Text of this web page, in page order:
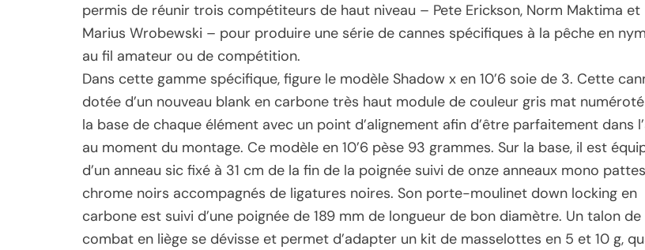
permis de réunir trois compétiteurs de haut niveau – Pete Erickson, Norm Maktima et
Marius Wrobewski – pour produire une série de cannes spécifiques à la pêche en
au fil amateur ou de compétition.
Dans cette gamme spécifique, figure le modèle Shadow x en 10’6 soie de 3. Cette
dotée d’un nouveau blank en carbone très haut module de couleur gris mat
la base de chaque élément avec un point d’alignement afin d’être parfaitement dans
au moment du montage. Ce modèle en 10’6 pèse 93 grammes. Sur la base, il est
d’un anneau sic fixé à 31 cm de la fin de la poignée suivi de onze anneaux mono
chrome noirs accompagnés de ligatures noires. Son porte-moulinet down locking en
carbone est suivi d’une poignée de 189 mm de longueur de bon diamètre. Un talon de
combat en liège se dévisse et permet d’adapter un kit de masselottes en 5 et 10 g,